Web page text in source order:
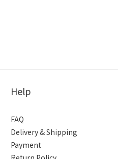
Help
FAQ
Delivery & Shipping
Payment